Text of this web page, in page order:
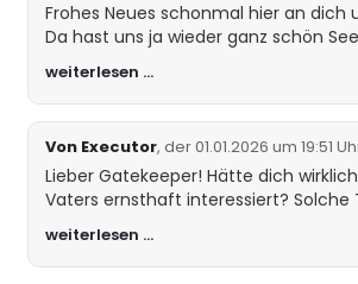
Frohes Neues schonmal hier an dich und allen Lesern.
Da hast uns ja wieder ganz schön
aufgetischt 😉 Hat mir aber alles gut
er seinen Vater weder wiedersah
suchte? Aber egal es ist deine Geschichte und ich sag
weiterlesen …
Von Executor, der 01.01.2026 um 19:51
Lieber Gatekeeper! Hätte dich
Vaters ernsthaft interessiert? Solche
Familie im Stich lassen, sind es nicht
ein Wort verloren wird. Aber vielleicht
streng.
weiterlesen …